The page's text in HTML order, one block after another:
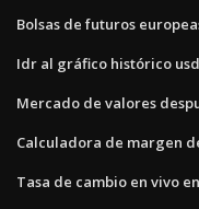
Bolsas de futuros
Idr al gráfico histórico usd
Mercado de valores
Calculadora de margen
Tasa de cambio en vivo